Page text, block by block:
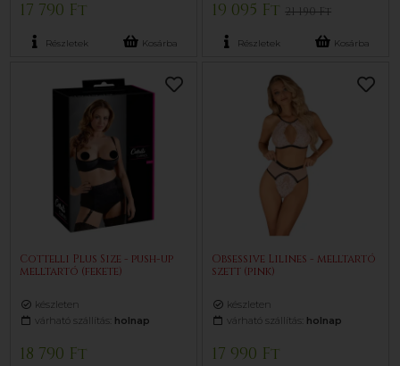
17 790 Ft
Részletek Kosárba
19 095 Ft21 190 Ft
Részletek Kosárba
Cottelli Plus Size - push-up
melltartó (fekete)
készleten
várható szállítás: holnap
18 790 Ft
Obsessive Lilines - melltartó
szett (pink)
készleten
várható szállítás: holnap
17 990 Ft